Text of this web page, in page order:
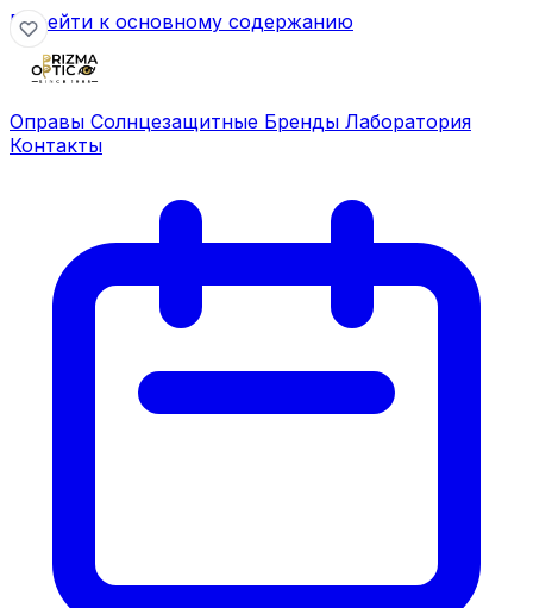
Перейти к основному содержанию
Оправы Солнцезащитные Бренды Лаборатория
Контакты